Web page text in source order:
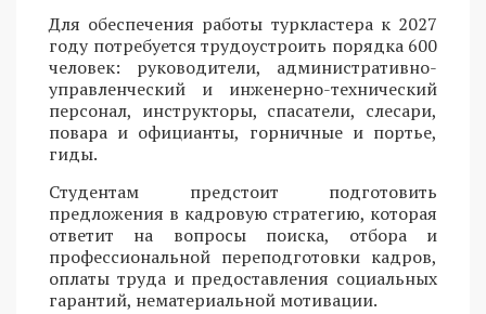
Для обеспечения работы туркластера к 2027
году потребуется трудоустроить порядка 600
человек: руководители, административно-
управленческий и инженерно-технический
персонал, инструкторы, спасатели, слесари,
повара и официанты, горничные и портье,
гиды.
Студентам предстоит подготовить
предложения в кадровую стратегию, которая
ответит на вопросы поиска, отбора и
профессиональной переподготовки кадров,
оплаты труда и предоставления социальных
гарантий, нематериальной мотивации.